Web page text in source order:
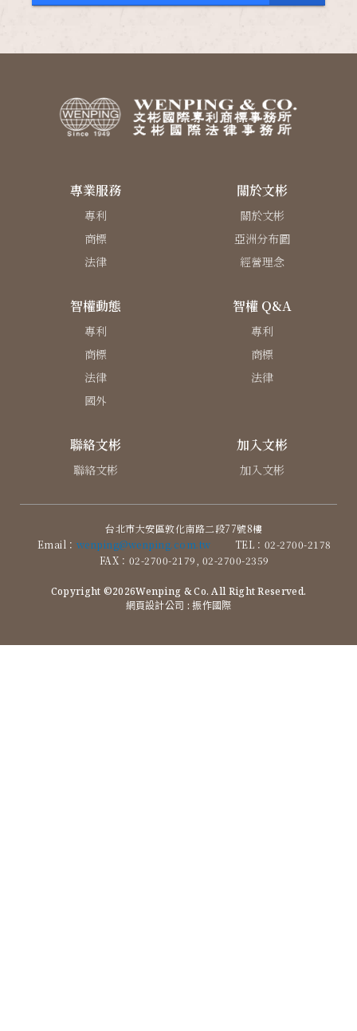
專業服務
專利
商標
法律
關於文彬
關於文彬
亞洲分布圖
經營理念
智權動態
專利
商標
法律
國外
智權 Q&A
專利
商標
法律
聯絡文彬
聯絡文彬
加入文彬
加入文彬
台北市大安區敦化南路二段77號8樓
Email： wenping@wenping.com.tw
TEL：02-2700-2178
FAX：02-2700-2179, 02-2700-2359
Copyright ©2026Wenping & Co. All Right Reserved.
網頁設計公司 : 振作國際